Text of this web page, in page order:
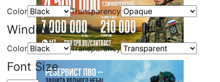
Color Transparency
Window
Color Transparency
Font Size